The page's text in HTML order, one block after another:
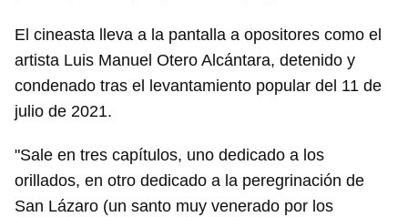
El cineasta lleva a la pantalla a opositores como el
artista Luis Manuel Otero Alcántara, detenido y
condenado tras el levantamiento popular del 11 de
julio de 2021.
"Sale en tres capítulos, uno dedicado a los
orillados, en otro dedicado a la peregrinación de
San Lázaro (un santo muy venerado por los